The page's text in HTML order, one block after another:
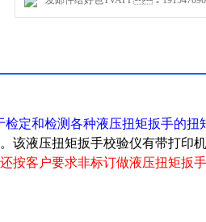
和检测各种液压扭矩扳手的扭矩
。该液压扭矩扳手校验仪有带打印机
按客户要求非标订做液压扭矩扳手